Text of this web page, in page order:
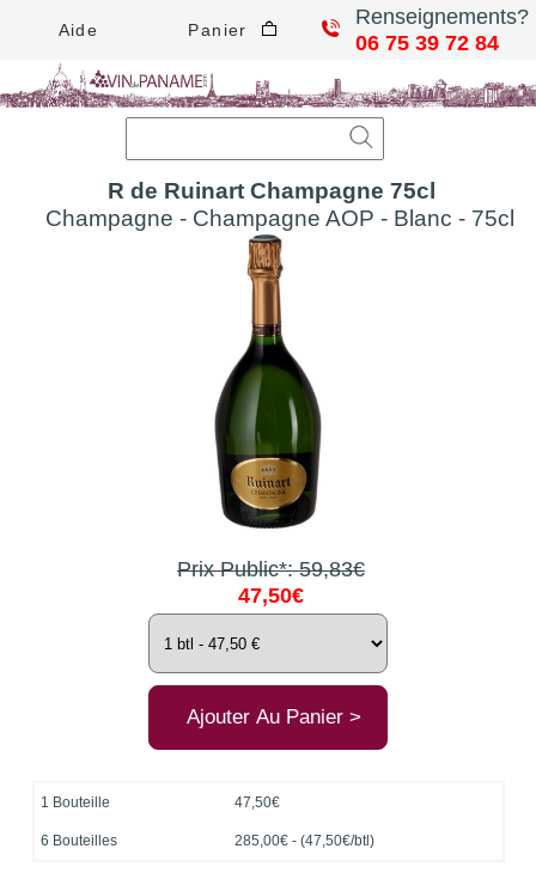
Aide Panier
Renseignements?
06 75 39 72 84
R de Ruinart Champagne 75cl
Champagne - Champagne AOP - Blanc - 75cl
Prix Public*: 59,83€
47,50€
1 Bouteille 47,50€
6 Bouteilles 285,00€ - (47,50€/btl)